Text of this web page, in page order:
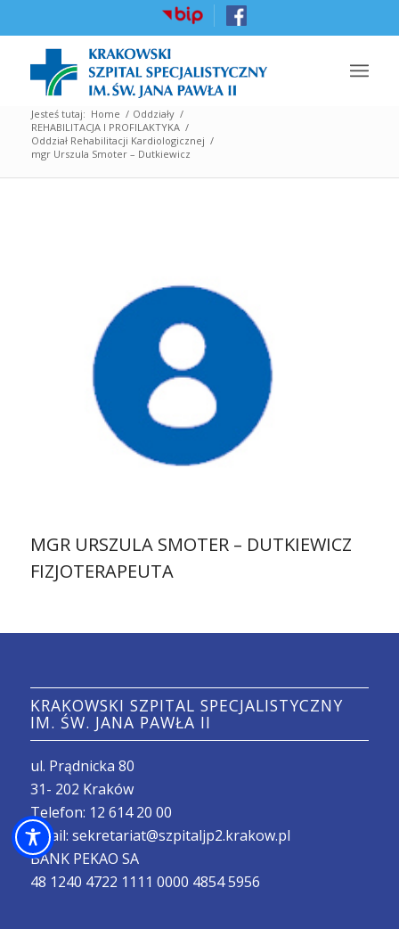
Jesteś tutaj: Home / Oddziały /
REHABILITACJA I PROFILAKTYKA /
Oddział Rehabilitacji Kardiologicznej /
mgr Urszula Smoter – Dutkiewicz
MGR URSZULA SMOTER – DUTKIEWICZ
FIZJOTERAPEUTA
KRAKOWSKI SZPITAL SPECJALISTYCZNY
IM. ŚW. JANA PAWŁA II
ul. Prądnicka 80
31- 202 Kraków
Telefon: 12 614 20 00
Email: sekretariat@szpitaljp2.krakow.pl
BANK PEKAO SA
48 1240 4722 1111 0000 4854 5956